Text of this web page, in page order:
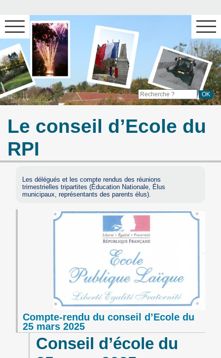
Le conseil d’Ecole du
RPI
Les délégués et les compte rendus des réunions
trimestrielles tripartites (Éducation Nationale, Élus
municipaux, représentants des parents élus).
Compte-rendu du conseil d’Ecole du
25 mars 2025
Conseil d’école du